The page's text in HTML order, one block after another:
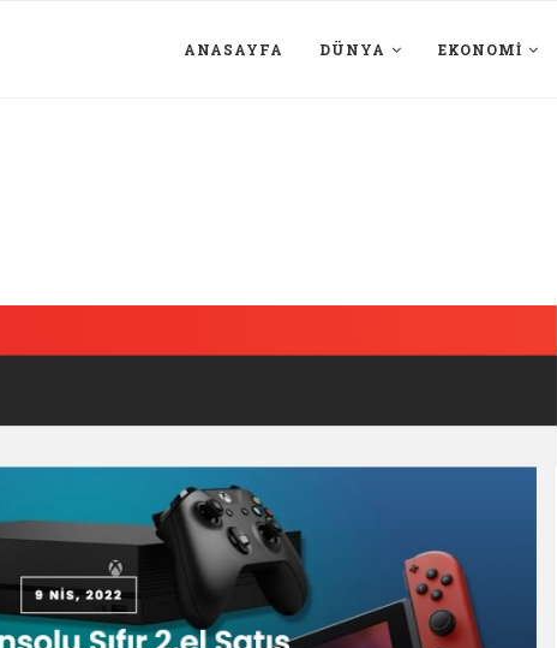
ANASAYFA DÜNYA EKONOMI